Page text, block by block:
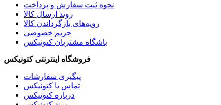
نحوه ثبت سفارش و پرداخت
روند ارسال کالا
رویه‌های بازگرداندن کالا
حریم خصوصی
باشگاه مشتریان کتونیکس
فروشگاه اینترنتی کتونیکس
پیگیری سفارشات
تماس با کتونیکس
درباره کتونیکس